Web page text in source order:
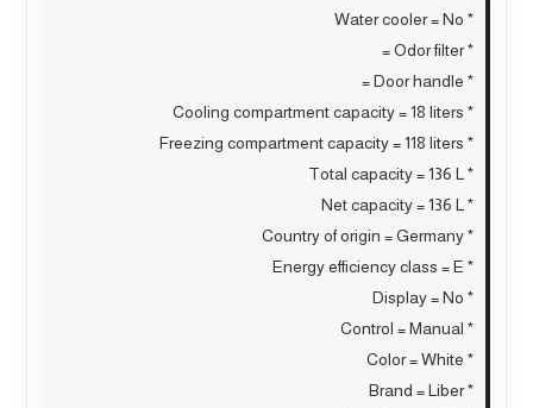
* Water cooler = No
* Odor filter =
* Door handle =
* Cooling compartment capacity = 18 liters
* Freezing compartment capacity = 118 liters
* Total capacity = 136 L
* Net capacity = 136 L
* Country of origin = Germany
* Energy efficiency class = E
* Display = No
* Control = Manual
* Color = White
* Brand = Liber